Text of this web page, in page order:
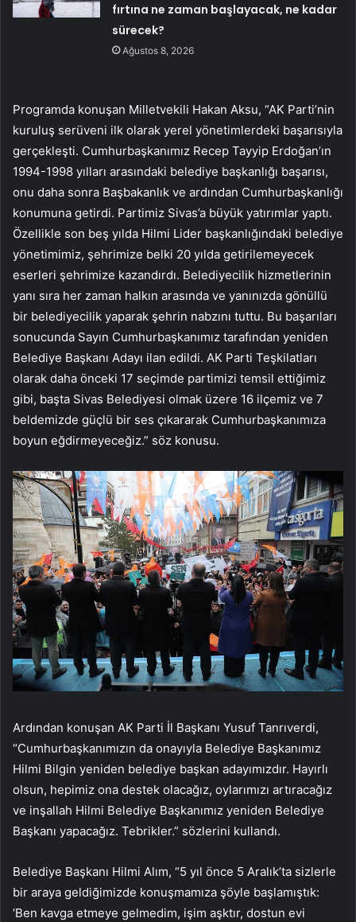
fırtına ne zaman başlayacak, ne kadar
sürecek?
Ağustos 8, 2026
Programda konuşan Milletvekili Hakan Aksu, “AK Parti’nin
kuruluş serüveni ilk olarak yerel yönetimlerdeki başarısıyla
gerçekleşti. Cumhurbaşkanımız Recep Tayyip Erdoğan’ın
1994-1998 yılları arasındaki belediye başkanlığı başarısı,
onu daha sonra Başbakanlık ve ardından Cumhurbaşkanlığı
konumuna getirdi. Partimiz Sivas’a büyük yatırımlar yaptı.
Özellikle son beş yılda Hilmi Lider başkanlığındaki belediye
yönetimimiz, şehrimize belki 20 yılda getirilemeyecek
eserleri şehrimize kazandırdı. Belediyecilik hizmetlerinin
yanı sıra her zaman halkın arasında ve yanınızda gönüllü
bir belediyecilik yaparak şehrin nabzını tuttu. Bu başarıları
sonucunda Sayın Cumhurbaşkanımız tarafından yeniden
Belediye Başkanı Adayı ilan edildi. AK Parti Teşkilatları
olarak daha önceki 17 seçimde partimizi temsil ettiğimiz
gibi, başta Sivas Belediyesi olmak üzere 16 ilçemiz ve 7
beldemizde güçlü bir ses çıkararak Cumhurbaşkanımıza
boyun eğdirmeyeceğiz.” söz konusu.
Ardından konuşan AK Parti İl Başkanı Yusuf Tanrıverdi,
“Cumhurbaşkanımızın da onayıyla Belediye Başkanımız
Hilmi Bilgin yeniden belediye başkan adayımızdır. Hayırlı
olsun, hepimiz ona destek olacağız, oylarımızı artıracağız
ve inşallah Hilmi Belediye Başkanımız yeniden Belediye
Başkanı yapacağız. Tebrikler.” sözlerini kullandı.
Belediye Başkanı Hilmi Alım, “5 yıl önce 5 Aralık’ta sizlerle
bir araya geldiğimizde konuşmamıza şöyle başlamıştık:
‘Ben kavga etmeye gelmedim, işim aşktır, dostun evi